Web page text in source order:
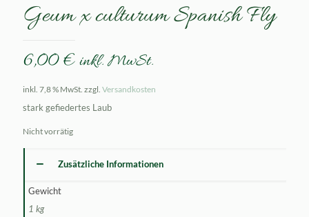
Geum x culturum Spanish Fly
6,00€ inkl. MwSt.
inkl. 7,8 % MwSt. zzgl. Versandkosten
stark gefiedertes Laub
Nicht vorrätig
Zusätzliche Informationen
Gewicht
1 kg